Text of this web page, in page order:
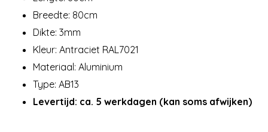
Breedte: 80cm
Dikte: 3mm
Kleur: Antraciet RAL7021
Materiaal: Aluminium
Type: AB13
Levertijd: ca. 5 werkdagen (kan soms afwijken)